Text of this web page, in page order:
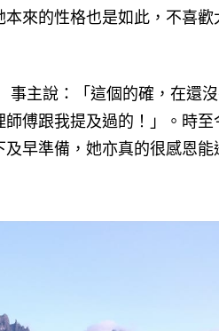
來的性格也是如此，不喜
事主說：「這個的確，在還
傅跟我提及過的！」。時
早準備，她亦真的很感恩